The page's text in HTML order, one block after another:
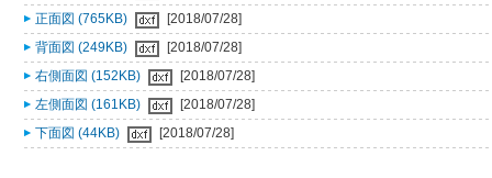
正面図 (765KB)
[2018/07/28]
背面図 (249KB)
[2018/07/28]
右側面図 (152KB)
[2018/07/28]
左側面図 (161KB)
[2018/07/28]
下面図 (44KB)
[2018/07/28]